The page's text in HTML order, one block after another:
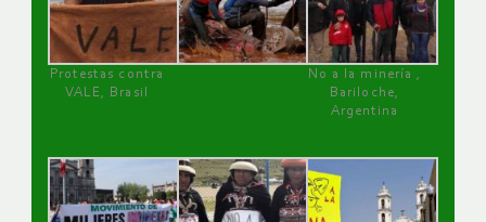
Protestas contra
VALE, Brasil
No a la minería ,
Bariloche,
Argentina